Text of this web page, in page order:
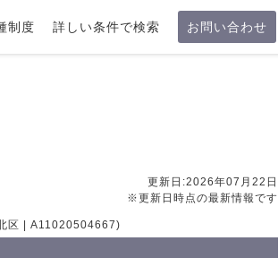
制度 詳しい条件で検索 お問い合わせ
更新日:2026年07月22日
※更新日時点の最新情報です
区 | A11020504667)